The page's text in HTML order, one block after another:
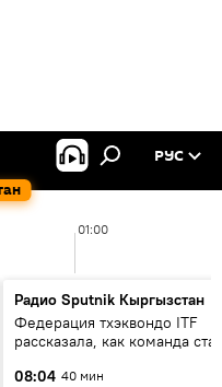
РУС
01:00
Радио Sputnik Кыргызстан
Федерация тхэквондо ITF
рассказала, как команда
08:04 40 мин